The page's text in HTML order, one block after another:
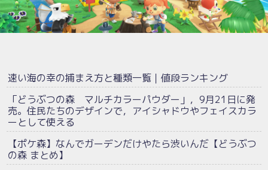
速い海の幸の捕まえ方と種類一覧｜値段ランキング
「どうぶつの森 マルチカラーパウダー」，9月21日に発
売。住民たちのデザインで，アイシャドウやフェイスカラ
ーとして使える
【ポケ森】なんでガーデンだけやたら渋いんだ【どうぶつ
の森 まとめ】